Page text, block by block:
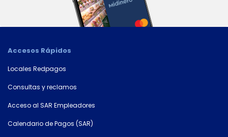
×
Consultá
tu
número
cuenta
Accesos Rápidos
Locales Redpagos
Consultas y reclamos
Acceso al SAR Empleadores
Calendario de Pagos (SAR)